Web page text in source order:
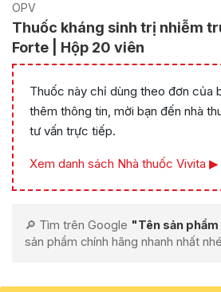
OPV
Thuốc kháng sinh trị nhiễm
Forte | Hộp 20 viên
Thuốc này chỉ dùng theo đơn của
thêm thông tin, mời bạn đến nhà
tư vấn trực tiếp.
Xem danh sách Nhà thuốc Vivita ▶
🔎 Tìm trên Google "Tên sản
sản phẩm chính hãng nhanh nhất